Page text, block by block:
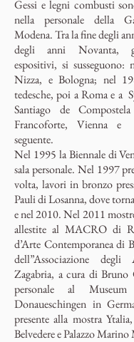
Gessi e legni combusti
nella personale della
Modena. Tra la fine degli
degli anni Novanta,
espositivi, si susseguono:
Nizza, e Bologna; nel
tedesche, poi a Roma e a
Santiago de
Francoforte, Vienna e
seguente.
Nel 1995 la Biennale di
sala personale. Nel 1997
volta, lavori in bronzo
Pauli di Losanna, dove
e nel 2010. Nel 2011
allestite al MACRO di
d’Arte Contemporanea di
dell”Associazione
Zagabria, a cura di
personale al
Donaueschingen in
presente alla mostra
Belvedere e Palazzo